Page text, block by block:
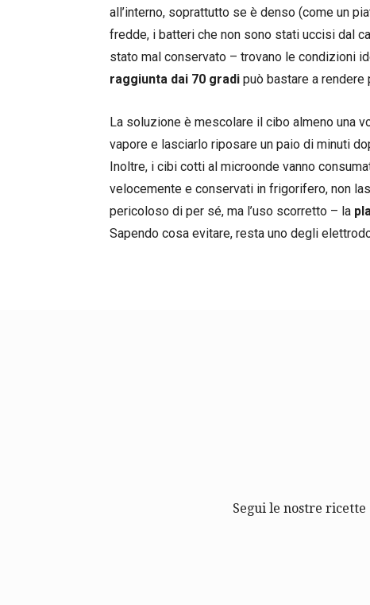
all’interno, soprattutto se è denso (come un
fredde, i batteri che non sono stati uccisi dal
stato mal conservato – trovano le condizioni
raggiunta dai 70 gradi può bastare a rendere
La soluzione è mescolare il cibo almeno una
vapore e lasciarlo riposare un paio di minuti
Inoltre, i cibi cotti al microonde vanno
velocemente e conservati in frigorifero, non
pericoloso di per sé, ma l’uso scorretto – la
Sapendo cosa evitare, resta uno degli
Segui le nostre